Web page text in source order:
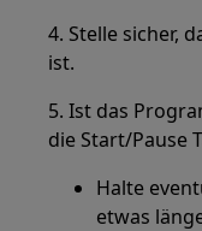
4. Stelle sicher,
ist.
5. Ist das
die Start/Pause
Halte
etwas